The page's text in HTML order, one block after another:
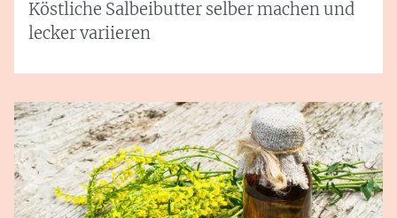
Köstliche Salbeibutter selber machen und
lecker variieren